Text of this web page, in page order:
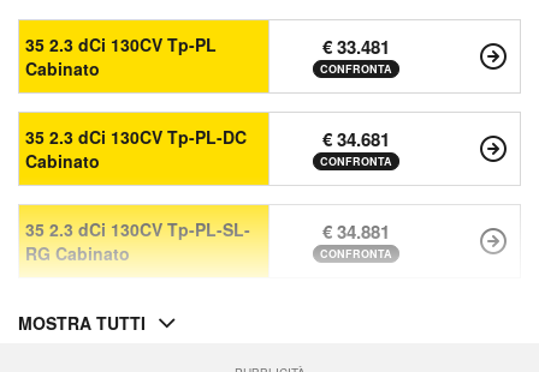
35 2.3 dCi 130CV Tp-PL
Cabinato
€ 33.481
CONFRONTA
35 2.3 dCi 130CV Tp-PL-DC
Cabinato
€ 34.681
CONFRONTA
35 2.3 dCi 130CV Tp-PL-SL-
RG Cabinato
€ 34.881
CONFRONTA
MOSTRA TUTTI